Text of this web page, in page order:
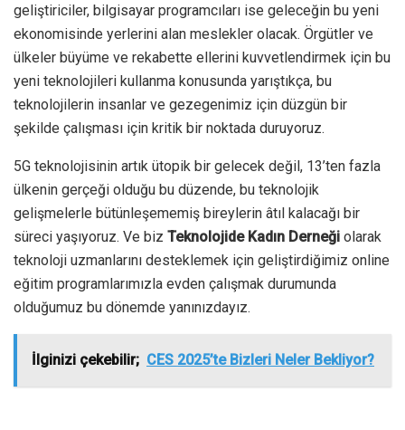
geliştiriciler, bilgisayar programcıları ise geleceğin bu yeni
ekonomisinde yerlerini alan meslekler olacak. Örgütler ve
ülkeler büyüme ve rekabette ellerini kuvvetlendirmek için bu
yeni teknolojileri kullanma konusunda yarıştıkça, bu
teknolojilerin insanlar ve gezegenimiz için düzgün bir
şekilde çalışması için kritik bir noktada duruyoruz.
5G teknolojisinin artık ütopik bir gelecek değil, 13’ten fazla
ülkenin gerçeği olduğu bu düzende, bu teknolojik
gelişmelerle bütünleşememiş bireylerin âtıl kalacağı bir
süreci yaşıyoruz. Ve biz Teknolojide Kadın Derneği olarak
teknoloji uzmanlarını desteklemek için geliştirdiğimiz online
eğitim programlarımızla evden çalışmak durumunda
olduğumuz bu dönemde yanınızdayız.
İlginizi çekebilir; CES 2025’te Bizleri Neler Bekliyor?